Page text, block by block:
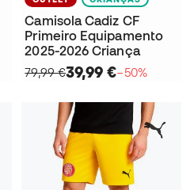
Camisola Cadiz CF
Primeiro Equipamento
2025-2026 Criança
79,99 €39,99 €−50%